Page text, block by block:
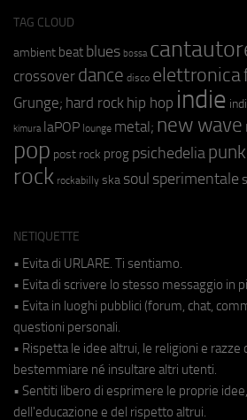
TAG CLOUD
ambient beat blues bossa
crossover dance disco elettronica
Grunge; hard rock hip hop indie
kimura laPOP lounge metal; new wave
pop post rock prog psichedeliapunk
rock rockabilly ska soul sperimentale
NETIQUETTE
• Evita di URLARE. Ti sentiamo.
• Evita di scrivere lo stesso messaggio in
• Evita in luoghi pubblici (forum, chat,
questioni personali.
• Rispetta le idee altrui, le religioni e razze
bestemmiare né insultare altri utenti.
• Sentiti libero di esprimere le proprie
dell'educazione e del rispetto altrui.